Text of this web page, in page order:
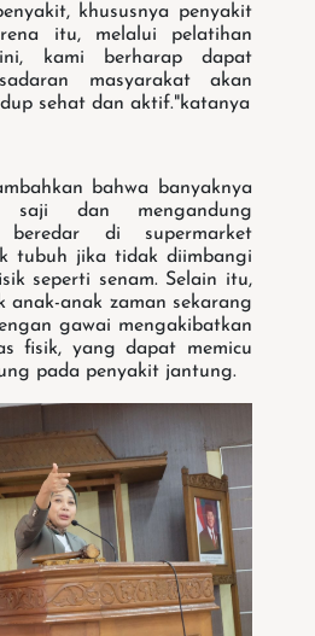
khususnya penyakit
itu, melalui pelatihan
kami berharap dapat
masyarakat akan
sehat dan aktif."katanya
bahwa banyaknya
saji dan mengandung
di supermarket
tubuh jika tidak diimbangi
seperti senam. Selain itu,
anak-anak zaman sekarang
gawai mengakibatkan
fisik, yang dapat memicu
pada penyakit jantung.